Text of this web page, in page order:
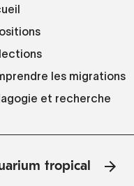
les migrations
et recherche
tropical